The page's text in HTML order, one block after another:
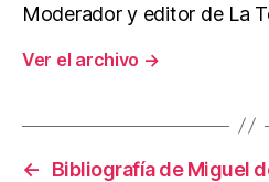
Moderador y editor de La
Ver el archivo →
←
Bibliografía de Miguel